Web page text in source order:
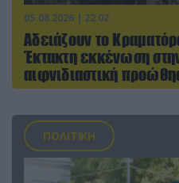
05.08.2026 | 22:02
Αδειάζουν το
Έκτακτη εκκένωση
αιφνιδιαστική
ΠΟΛΙΤΙΚΗ